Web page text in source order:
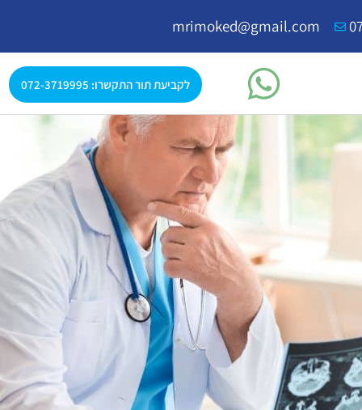
mrimoked@gmail.com
לקביעת תור התקשרו: 072-3719995